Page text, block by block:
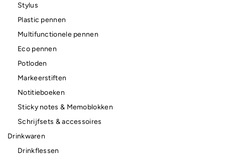
Stylus
Plastic pennen
Multifunctionele pennen
Eco pennen
Potloden
Markeerstiften
Notitieboeken
Sticky notes & Memoblokken
Schrijfsets & accessoires
Drinkwaren
Drinkflessen